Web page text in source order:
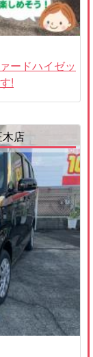
ードハイゼッ
!
店